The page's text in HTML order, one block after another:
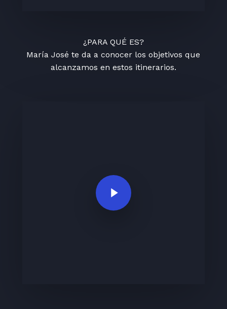
¿PARA QUÉ ES?
María José te da a conocer los objetivos que
alcanzamos en estos itinerarios.
Play Video